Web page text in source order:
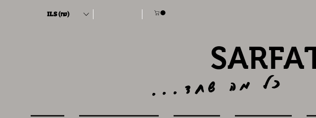
ILS (₪)
כל מה שחד...